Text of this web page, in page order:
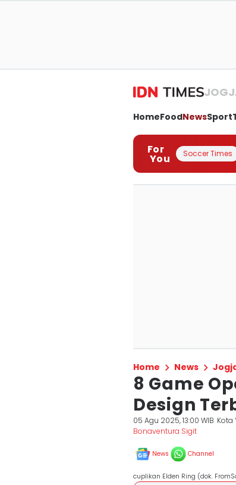
HomeFoodNewsSport
For
You Soccer Times
Home News
8 Game
Design
05 Agu 2025, 13:00 WIB Kota
Bonaventura Sigit
News Channel
cuplikan Elden Ring (dok.